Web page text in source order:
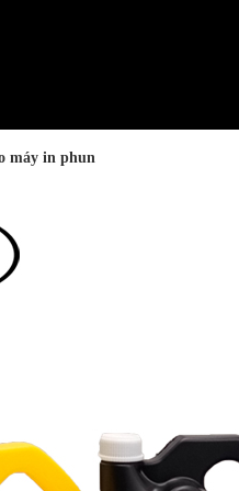
máy in phun